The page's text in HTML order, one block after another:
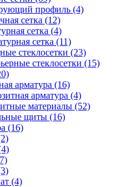
профиль (4)
сетка (12)
сетка (4)
сетка (11)
стеклосетки (23)
стеклосетки (15)
арматура (16)
арматура (4)
материалы (52)
щиты (16)
(16)
(4)